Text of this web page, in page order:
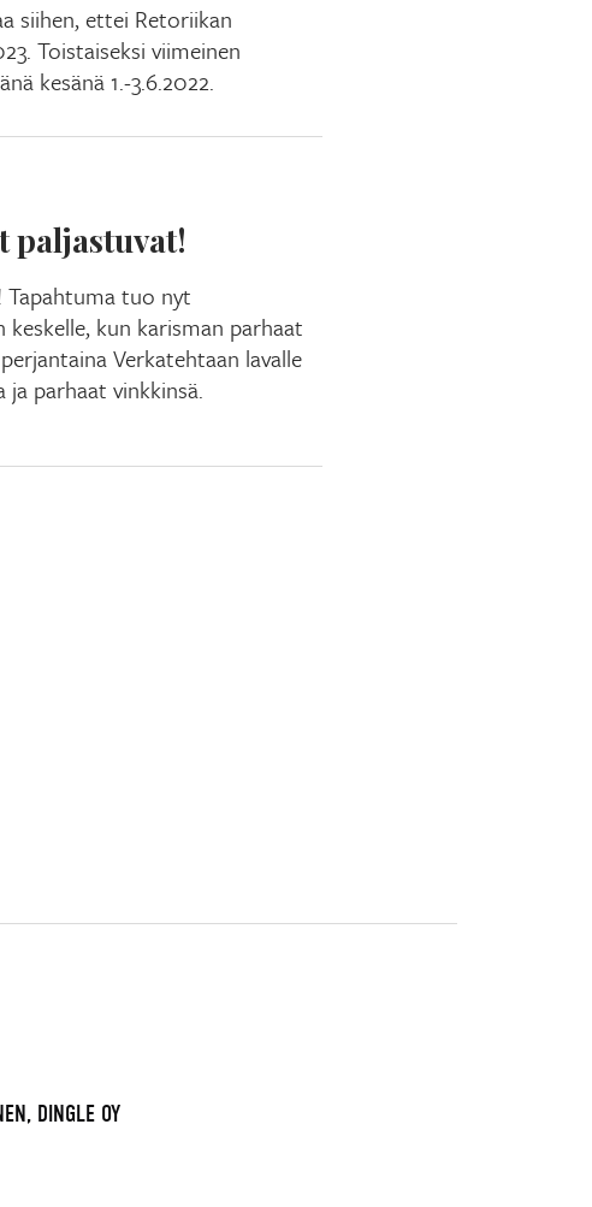
siihen, ettei Retoriikan
Toistaiseksi viimeinen
kesänä 1.-3.6.2022.
paljastuvat!
Tapahtuma tuo nyt
kun karisman parhaat
Verkatehtaan lavalle
parhaat vinkkinsä.
DINGLE OY